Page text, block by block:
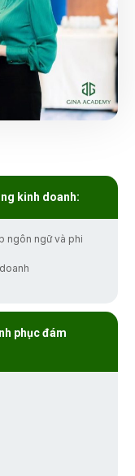
kinh doanh:
ngôn ngữ và phi
phục đám